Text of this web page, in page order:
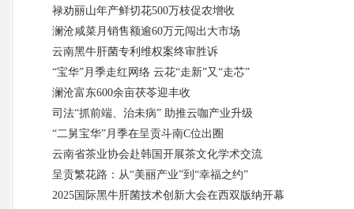
禄劝丽山年产鲜切花500万枝促农增收
澜沧咸菜月销售额逾60万元闯出大市场
云南黑牛肝菌专利维权案终审胜诉
“宝华”月季走红网络 云花“走新”又“走芯”
澜沧富东600余亩茯苓迎丰收
司法“抓前端、治未病” 助推云咖产业升级
“二舅宝华”月季在呈贡斗南C位出圈
云南省茶业协会赴韩国开展茶文化学术交流
呈贡繁花路：从“美丽产业”到“幸福之约”
2025国际黑牛肝菌技术创新大会在西双版纳开幕